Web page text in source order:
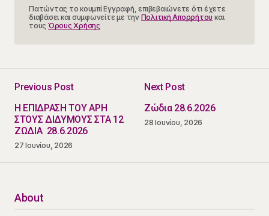
Πατώντας το κουμπί Εγγραφή, επιβεβαιώνετε ότι έχετε
διαβάσει και συμφωνείτε με την Πολιτική Απορρήτου και
τους Όρους Χρήσης
Previous Post
Η ΕΠΙΔΡΑΣΗ ΤΟΥ ΑΡΗ
ΣΤΟΥΣ ΔΙΔΥΜΟΥΣ ΣΤΑ 12
ΖΩΔΙΑ 28.6.2026
27 Ιουνίου, 2026
Next Post
Ζώδια 28.6.2026
28 Ιουνίου, 2026
About